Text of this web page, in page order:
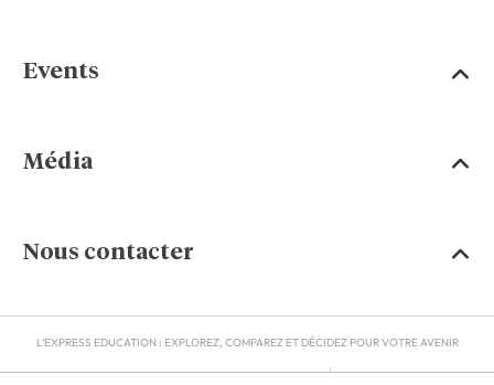
Events
Média
Nous contacter
L'EXPRESS EDUCATION : EXPLOREZ, COMPAREZ ET DÉCIDEZ POUR VOTRE AVENIR